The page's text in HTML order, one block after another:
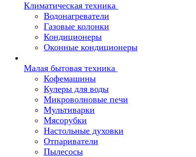
Климатическая техника
Водонагреватели
Газовые колонки
Кондиционеры
Оконные кондиционеры
Малая бытовая техника
Кофемашины
Кулеры для воды
Микроволновые печи
Мультиварки
Мясорубки
Настольные духовки
Отпариватели
Пылесосы